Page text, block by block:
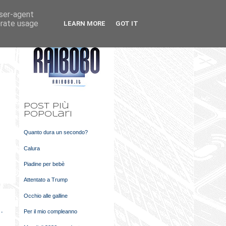
-
Post più
popolari
Quanto dura un secondo?
Calura
Piadine per bebè
Attentato a Trump
Occhio alle galline
Per il mio compleanno
agent
usage
LEARN MORE GOT IT